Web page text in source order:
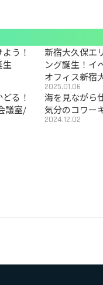
う！
生
新宿大久保エ
ング誕生！イ
オフィス新宿
2025.01.06
る！
議室/
海を見ながら
気分のコワー
2024.12.02